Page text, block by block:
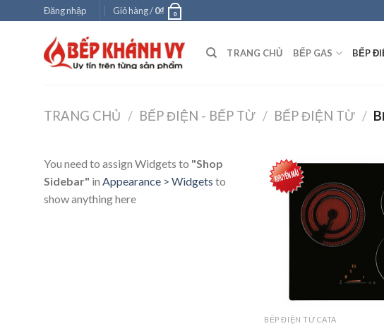
to
Đăng nhập Giỏ hàng /0₫ 0
TRANG CHỦ BẾP GAS BẾP
TRANG CHỦ / BẾP ĐIỆN - BẾP TỪ / BẾP ĐIỆN TỪ /
You need to assign Widgets to "Shop
Sidebar" in Appearance > Widgets to
show anything here
BẾP ĐIỆN TỪ CATA